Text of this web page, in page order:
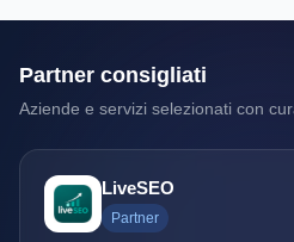
Partner consigliati
Aziende e servizi selezionati con
LiveSEO
Partner